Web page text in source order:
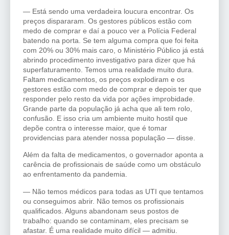
— Está sendo uma verdadeira loucura encontrar. Os
preços dispararam. Os gestores públicos estão com
medo de comprar e daí a pouco ver a Polícia Federal
batendo na porta. Se tem alguma compra que foi feita
com 20% ou 30% mais caro, o Ministério Público já está
abrindo procedimento investigativo para dizer que há
superfaturamento. Temos uma realidade muito dura.
Faltam medicamentos, os preços explodiram e os
gestores estão com medo de comprar e depois ter que
responder pelo resto da vida por ações improbidade.
Grande parte da população já acha que ali tem rolo,
confusão. E isso cria um ambiente muito hostil que
depõe contra o interesse maior, que é tomar
providencias para atender nossa população — disse.
Além da falta de medicamentos, o governador aponta a
carência de profissionais de saúde como um obstáculo
ao enfrentamento da pandemia.
— Não temos médicos para todas as UTI que tentamos
ou conseguimos abrir. Não temos os profissionais
qualificados. Alguns abandonam seus postos de
trabalho: quando se contaminam, eles precisam se
afastar. É uma realidade muito difícil — admitiu.